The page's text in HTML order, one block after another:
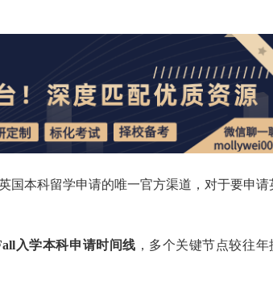
国本科留学申请的唯一官方渠道，对于要申请
入学本科申请时间线 ，多个关键节点较往年